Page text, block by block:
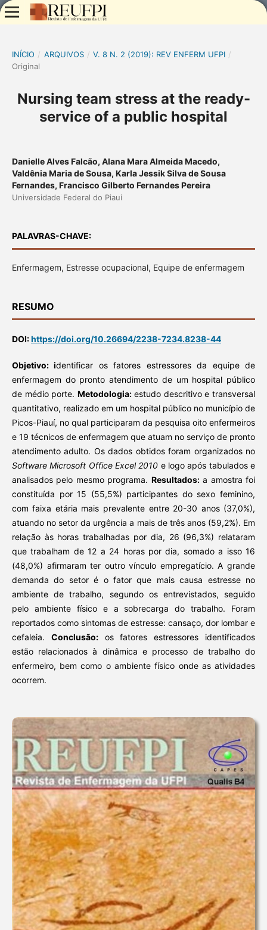
INÍCIO / ARQUIVOS / V. 8 N. 2 (2019): REV ENFERM UFPI /
Original
Nursing team stress at the ready-
service of a public hospital
Danielle Alves Falcão, Alana Mara Almeida Macedo,
Valdênia Maria de Sousa, Karla Jessik Silva de Sousa
Fernandes, Francisco Gilberto Fernandes Pereira
Universidade Federal do Piaui
PALAVRAS-CHAVE:
Enfermagem, Estresse ocupacional, Equipe de enfermagem
RESUMO
DOI:https://doi.org/10.26694/2238-7234.8238-44
Objetivo:identificar os fatores estressores da equipe de
enfermagem do pronto atendimento de um hospital público
de médio porte. Metodologia:estudo descritivo e transversal
quantitativo, realizado em um hospital público no município de
Picos-Piauí, no qual participaram da pesquisa oito enfermeiros
e 19 técnicos de enfermagem que atuam no serviço de pronto
atendimento adulto. Os dados obtidos foram organizados no
Software Microsoft Office Excel 2010 e logo após tabulados e
analisados pelo mesmo programa. Resultados:a amostra foi
constituída por 15 (55,5%) participantes do sexo feminino,
com faixa etária mais prevalente entre 20-30 anos (37,0%),
atuando no setor da urgência a mais de três anos (59,2%). Em
relação às horas trabalhadas por dia, 26 (96,3%) relataram
que trabalham de 12 a 24 horas por dia, somado a isso 16
(48,0%) afirmaram ter outro vínculo empregatício. A grande
demanda do setor é o fator que mais causa estresse no
ambiente de trabalho, segundo os entrevistados, seguido
pelo ambiente físico e a sobrecarga do trabalho. Foram
reportados como sintomas de estresse: cansaço, dor lombar e
cefaleia. Conclusão:os fatores estressores identificados
estão relacionados à dinâmica e processo de trabalho do
enfermeiro, bem como o ambiente físico onde as atividades
ocorrem.